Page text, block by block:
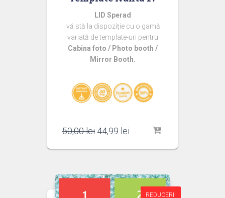
LID Sperad
vă stă la dispoziție cu o gamă
variată de template-uri pentru
Cabina foto / Photo booth /
Mirror Booth.
50,00lei Prețul
a
50,00 lei.
44,99 lei
este:
REDUCERI!
REDUCERI!